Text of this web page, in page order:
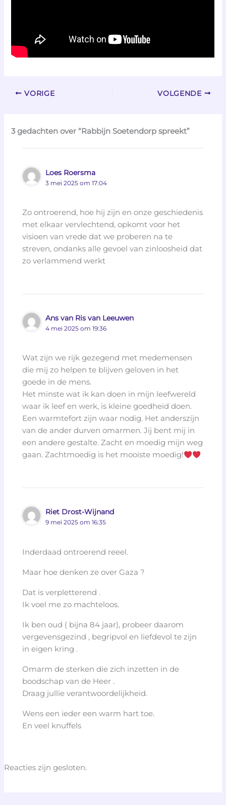
VORIGE VOLGENDE
3 gedachten over “Rabbijn Soetendorp spreekt”
Loes Roersma
3 mei 2025 om 17:04
Zo ontroerend, hoe hij zijn en onze geschiedenis
met elkaar vervlechtend, opkomt voor het
visioen van vrede dat we proberen na te
streven, ondanks alle gevoel van zinloosheid dat
zo verlammend werkt
Ans van Ris van Leeuwen
4 mei 2025 om 19:36
Wat zijn we rijk gezegend met medemensen
die mij zo helpen te blijven geloven in het
goede in de mens.
Het minste wat ik kan doen in mijn leefwereld
waar ik leef en werk, is kleine goedheid doen.
Een warmtefort zijn waar nodig. Het anderszijn
van de ander durven omarmen. Jij bent mij in
een andere gestalte. Zacht en moedig mijn weg
gaan. Zachtmoedig is het mooiste moedig!
Riet Drost-Wijnand
9 mei 2025 om 16:35
Inderdaad ontroerend reeel.
Maar hoe denken ze over Gaza ?
Dat is verpletterend .
Ik voel me zo machteloos.
Ik ben oud ( bijna 84 jaar), probeer daarom
vergevensgezind , begripvol en liefdevol te zijn
in eigen kring .
Omarm de sterken die zich inzetten in de
boodschap van de Heer .
Draag jullie verantwoordelijkheid.
Wens een ieder een warm hart toe.
En veel knuffels
Reacties zijn gesloten.